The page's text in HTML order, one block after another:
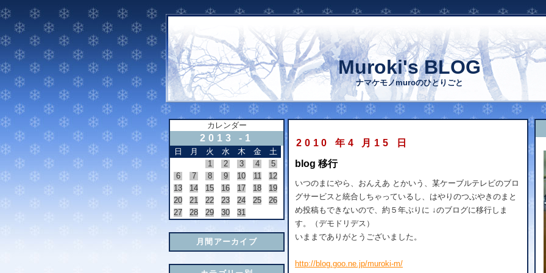
Muroki's BLOG
ナマケモノmuroのひとりごと
カレンダー
2013 -1
日 月 火 水 木 金
土
1
2 3 4
5
6
7 8 9 10 11
12
13
14 15 16 17 18
19
20
21 22 23 24 25
26
27
28 29 30 31
月間アーカイブ
2010 年4 月15 日
blog 移行
いつのまにやら、おんえあ とかいう、某ケーブルテレビのブロ
グサービスと統合しちゃっているし、はやりのつぶやきのまと
め投稿もできないので、約５年ぶりに ↓のブログに移行しま
す。（デモドリデス）
いままでありがとうございました。
http://blog.goo.ne.jp/muroki-m/